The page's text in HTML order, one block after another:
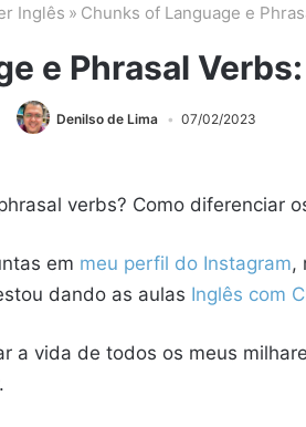
Inglês » Chunks of Language e
e Phrasal
Denilso de Lima 07/02/2023
verbs? Como diferenciar
em meu perfil do Instagram,
dando as aulas Inglês com
a vida de todos os meus